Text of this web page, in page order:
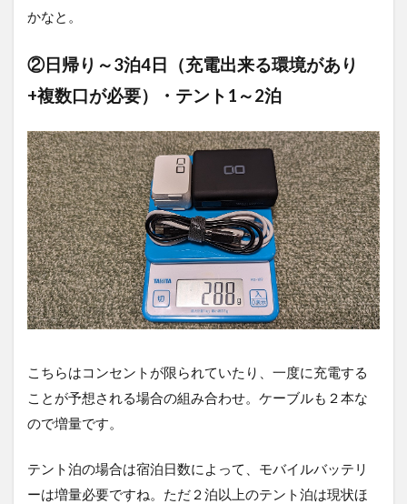
かなと。
②日帰り～3泊4日（充電出来る環境があり
+複数口が必要）・テント1～2泊
こちらはコンセントが限られていたり、一度に充電する
ことが予想される場合の組み合わせ。ケーブルも２本な
ので増量です。
テント泊の場合は宿泊日数によって、モバイルバッテリ
ーは増量必要ですね。ただ２泊以上のテント泊は現状ほ